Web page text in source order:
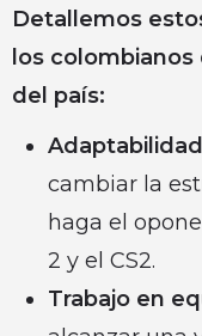
Detallemos
los
del país:
cambiar la
haga el
2 y el CS2.
Trabajo en